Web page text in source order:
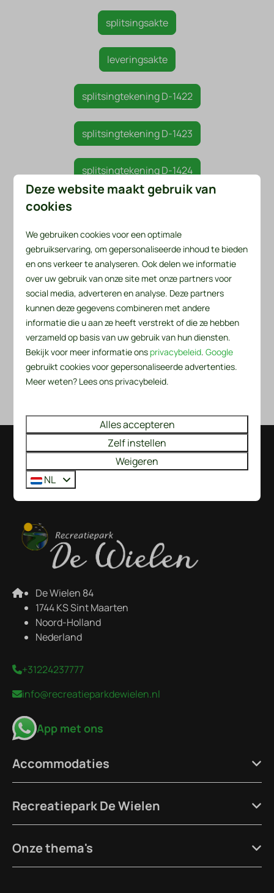
splitsingsakte
leveringsakte
splitsingtekening D-1422
splitsingtekening D-1423
splitsingtekening D-1424
splitsingtekening D-1426
splitsingtekening D-1427
splitsingtekening D-1428
splitsingtekening D-1429
splitsingtekening D-1430
Veilig betalen
De Wielen 84
1744 KS Sint Maarten
Noord-Holland
Nederland
+31224237777
info@recreatieparkdewielen.nl
App met ons
Accommodaties
Recreatiepark De Wielen
Onze thema's
Deze website maakt gebruik van
cookies
We gebruiken cookies voor een optimale
gebruikservaring, om gepersonaliseerde inhoud te bieden
en ons verkeer te analyseren. Ook delen we informatie
over uw gebruik van onze site met onze partners voor
social media, adverteren en analyse. Deze partners
kunnen deze gegevens combineren met andere
informatie die u aan ze heeft verstrekt of die ze hebben
verzameld op basis van uw gebruik van hun diensten.
Bekijk voor meer informatie ons privacybeleid.Google
gebruikt cookies voor gepersonaliseerde advertenties.
Meer weten? Lees ons privacybeleid.
Alles accepteren
Zelf instellen
Weigeren
NL